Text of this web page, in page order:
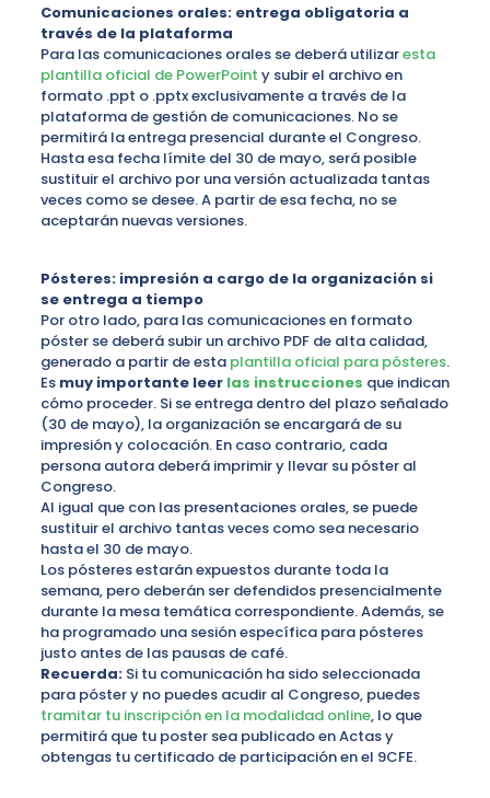
Comunicaciones orales: entrega obligatoria a
través de la plataforma
Para las comunicaciones orales se deberá utilizaresta
plantilla oficial de PowerPoint y subir el archivo en
formato .ppt o .pptx exclusivamente a través de la
plataforma de gestión de comunicaciones. No se
permitirá la entrega presencial durante el Congreso.
Hasta esa fecha límite del 30 de mayo, será posible
sustituir el archivo por una versión actualizada tantas
veces como se desee. A partir de esa fecha, no se
aceptarán nuevas versiones.
Pósteres: impresión a cargo de la organización si
se entrega a tiempo
Por otro lado, para las comunicaciones en formato
póster se deberá subir un archivo PDF de alta calidad,
generado a partir de esta plantilla oficial para pósteres.
Es muy importante leer las instrucciones que indican
cómo proceder. Si se entrega dentro del plazo señalado
(30 de mayo), la organización se encargará de su
impresión y colocación. En caso contrario, cada
persona autora deberá imprimir y llevar su póster al
Congreso.
Al igual que con las presentaciones orales, se puede
sustituir el archivo tantas veces como sea necesario
hasta el 30 de mayo.
Los pósteres estarán expuestos durante toda la
semana, pero deberán ser defendidos presencialmente
durante la mesa temática correspondiente. Además, se
ha programado una sesión específica para pósteres
justo antes de las pausas de café.
Recuerda:Si tu comunicación ha sido seleccionada
para póster y no puedes acudir al Congreso, puedes
tramitar tu inscripción en la modalidad online, lo que
permitirá que tu poster sea publicado en Actas y
obtengas tu certificado de participación en el 9CFE.